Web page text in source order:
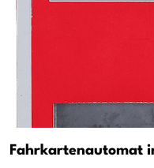
Fahrkartenautomat